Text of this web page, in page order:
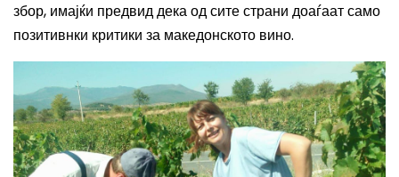
збор, имајќи предвид дека од сите страни доаѓаат само
позитивнки критики за македонското вино.